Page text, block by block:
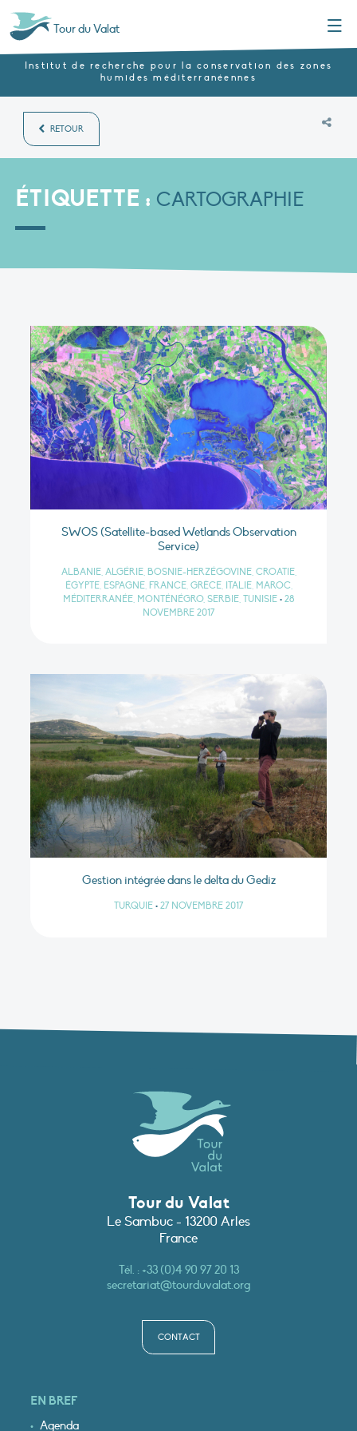
Tour du Valat
Institut de recherche pour la conservation des zones
humides méditerranéennes
RETOUR
ÉTIQUETTE : CARTOGRAPHIE
SWOS (Satellite-based Wetlands Observation
Service)
ALBANIE, ALGÉRIE, BOSNIE-HERZÉGOVINE, CROATIE,
ÉGYPTE, ESPAGNE, FRANCE, GRÈCE, ITALIE, MAROC,
MÉDITERRANÉE, MONTÉNÉGRO, SERBIE, TUNISIE • 28
NOVEMBRE 2017
Gestion intégrée dans le delta du Gediz
TURQUIE • 27 NOVEMBRE 2017
Tour du Valat
Le Sambuc - 13200 Arles
France
Tél. :+33 (0)4 90 97 20 13
secretariat@tourduvalat.org
CONTACT
EN BREF
Agenda